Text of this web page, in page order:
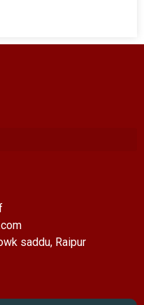
saddu, Raipur